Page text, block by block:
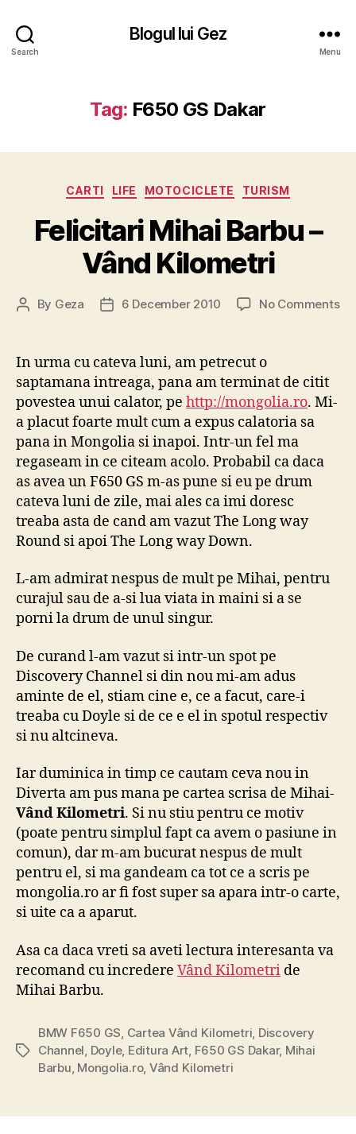
Search
Blogul lui Gez
Menu
Tag: F650 GS Dakar
Categories
CARTI LIFE MOTOCICLETE TURISM
Felicitari Mihai Barbu –
Vând Kilometri
Post
By Geza
Post6 December 2010 No Commentson
In urma cu cateva luni, am petrecut o
saptamana intreaga, pana am terminat de citit
povestea unui calator, pe http://mongolia.ro. Mi-
a placut foarte mult cum a expus calatoria sa
pana in Mongolia si inapoi. Intr-un fel ma
regaseam in ce citeam acolo. Probabil ca daca
as avea un F650 GS m-as pune si eu pe drum
cateva luni de zile, mai ales ca imi doresc
treaba asta de cand am vazut The Long way
Round si apoi The Long way Down.
L-am admirat nespus de mult pe Mihai, pentru
curajul sau de a-si lua viata in maini si a se
porni la drum de unul singur.
De curand l-am vazut si intr-un spot pe
Discovery Channel si din nou mi-am adus
aminte de el, stiam cine e, ce a facut, care-i
treaba cu Doyle si de ce e el in spotul respectiv
si nu altcineva.
Iar duminica in timp ce cautam ceva nou in
Diverta am pus mana pe cartea scrisa de Mihai-
Vând Kilometri. Si nu stiu pentru ce motiv
(poate pentru simplul fapt ca avem o pasiune in
comun), dar m-am bucurat nespus de mult
pentru el, si ma gandeam ca tot ce a scris pe
mongolia.ro ar fi fost super sa apara intr-o carte,
si uite ca a aparut.
Asa ca daca vreti sa aveti lectura interesanta va
recomand cu incredere Vând Kilometri de
Mihai Barbu.
Tags
BMW F650 GS Cartea Vând Kilometri Discovery
Channel Doyle, Editura Art F650 GS Dakar, Mihai
Barbu Mongolia.ro, Vând Kilometri